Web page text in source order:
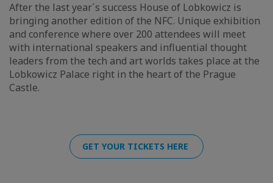
After the last year´s success House of Lobkowicz is
bringing another edition of the NFC. Unique exhibition
and conference where over 200 attendees will meet
with international speakers and influential thought
leaders from the tech and art worlds takes place at the
Lobkowicz Palace right in the heart of the Prague
Castle.
GET YOUR TICKETS HERE